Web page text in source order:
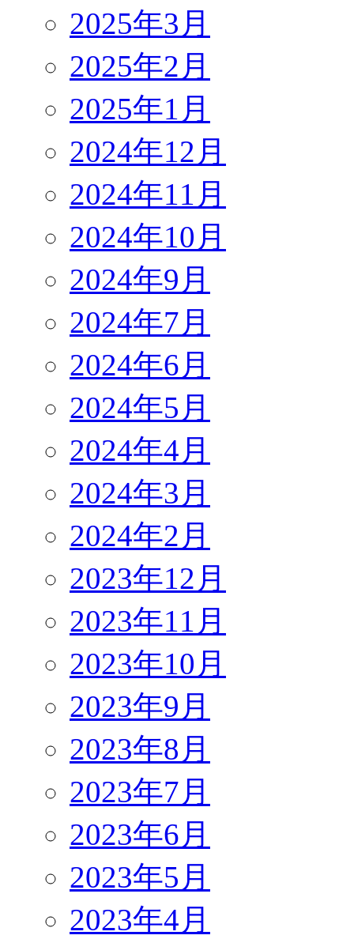
2025年3月
2025年2月
2025年1月
2024年12月
2024年11月
2024年10月
2024年9月
2024年7月
2024年6月
2024年5月
2024年4月
2024年3月
2024年2月
2023年12月
2023年11月
2023年10月
2023年9月
2023年8月
2023年7月
2023年6月
2023年5月
2023年4月